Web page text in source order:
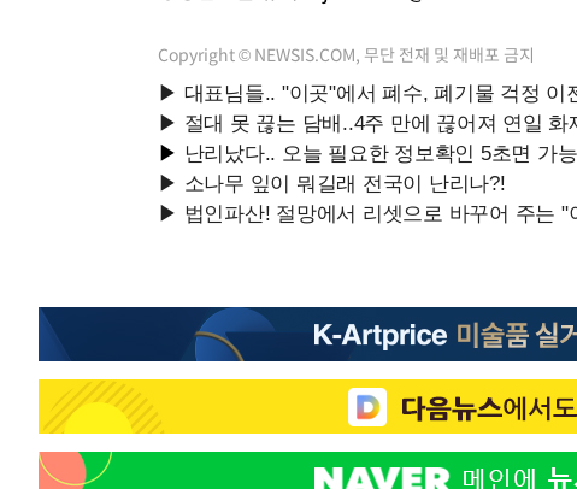
Copyright © NEWSIS.COM, 무단 전재 및 재배포 금지